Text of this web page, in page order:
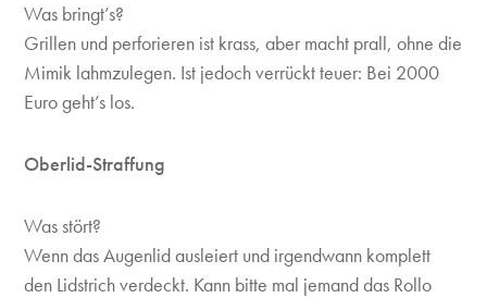
Was bringt’s?
Grillen und perforieren ist krass, aber macht prall, ohne die
Mimik lahmzulegen. Ist jedoch verrückt teuer: Bei 2000
Euro geht’s los.
Oberlid-Straffung
Was stört?
Wenn das Augenlid ausleiert und irgendwann komplett
den Lidstrich verdeckt. Kann bitte mal jemand das Rollo